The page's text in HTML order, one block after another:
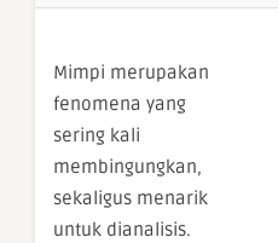
Mimpi merupakan
fenomena yang
sering kali
membingungkan,
sekaligus menarik
untuk dianalisis.